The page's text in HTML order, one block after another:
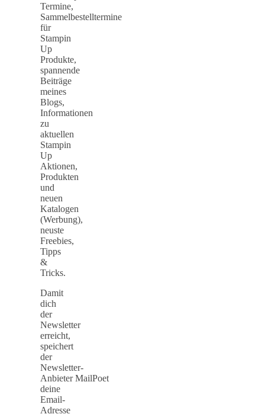
Termine,
Sammelbestelltermine
für
Stampin
Up
Produkte,
spannende
Beiträge
meines
Blogs,
Informationen
zu
aktuellen
Stampin
Up
Aktionen,
Produkten
und
neuen
Katalogen
(Werbung),
neuste
Freebies,
Tipps
&
Tricks.
Damit
dich
der
Newsletter
erreicht,
speichert
der
Newsletter-
Anbieter MailPoet
deine
Email-
Adresse